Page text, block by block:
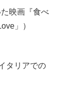
映画『食べ
」）
タリアでの